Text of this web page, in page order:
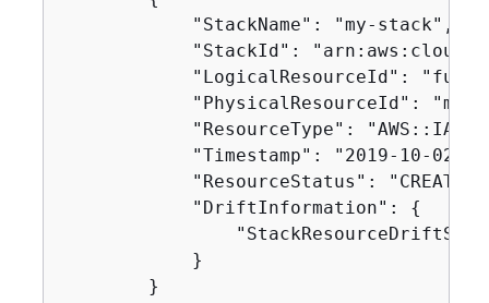
            "StackName": "my-stack",
"StackId":
"LogicalResourceId":
"PhysicalResourceId": "my-
"ResourceType":
"Timestamp": "2019-10-
"ResourceStatus":
            "DriftInformation":
{
            }
        }